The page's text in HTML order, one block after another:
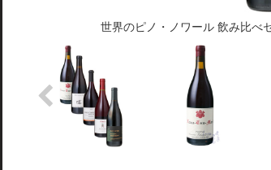
世界のピノ・ノワール 飲み比べ